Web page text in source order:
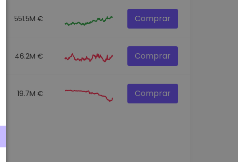
551.5M € Comprar
46.2M € Comprar
19.7M € Comprar